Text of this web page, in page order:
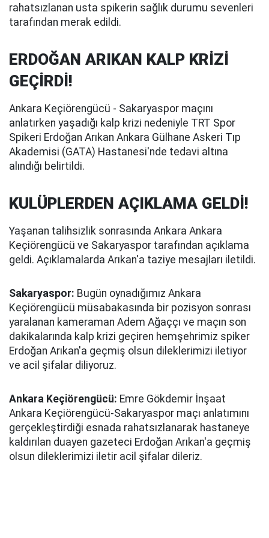
rahatsızlanan usta spikerin sağlık durumu sevenleri
tarafından merak edildi.
ERDOĞAN ARIKAN KALP KRİZİ
GEÇİRDİ!
Ankara Keçiörengücü - Sakaryaspor maçını
anlatırken yaşadığı kalp krizi nedeniyle TRT Spor
Spikeri Erdoğan Arıkan Ankara Gülhane Askeri Tıp
Akademisi (GATA) Hastanesi'nde tedavi altına
alındığı belirtildi.
KULÜPLERDEN AÇIKLAMA GELDİ!
Yaşanan talihsizlik sonrasında Ankara Ankara
Keçiörengücü ve Sakaryaspor tarafından açıklama
geldi. Açıklamalarda Arıkan'a taziye mesajları iletildi.
Sakaryaspor: Bugün oynadığımız Ankara
Keçiörengücü müsabakasında bir pozisyon sonrası
yaralanan kameraman Adem Ağaççı ve maçın son
dakikalarında kalp krizi geçiren hemşehrimiz spiker
Erdoğan Arıkan'a geçmiş olsun dileklerimizi iletiyor
ve acil şifalar diliyoruz.
Ankara Keçiörengücü: Emre Gökdemir İnşaat
Ankara Keçiörengücü-Sakaryaspor maçı anlatımını
gerçekleştirdiği esnada rahatsızlanarak hastaneye
kaldırılan duayen gazeteci Erdoğan Arıkan'a geçmiş
olsun dileklerimizi iletir acil şifalar dileriz.